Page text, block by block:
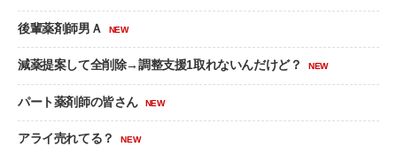
後輩薬剤師男Ａ NEW
減薬提案して全削除→調整支援1取れないんだけど？ NEW
パート薬剤師の皆さん NEW
アライ売れてる？ NEW